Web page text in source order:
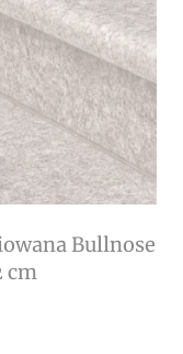
Bullnose
cm